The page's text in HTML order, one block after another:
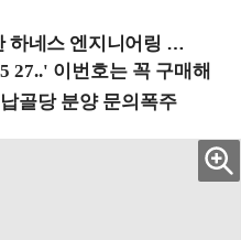
링 입문과정 (8/20 신논현역)